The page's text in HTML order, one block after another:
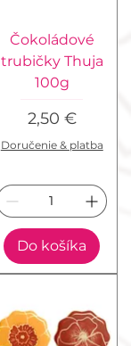
Čokoládové
trubičky Thuja
100g
Cena
2,50 €
Doručenie & platba
Do košíka